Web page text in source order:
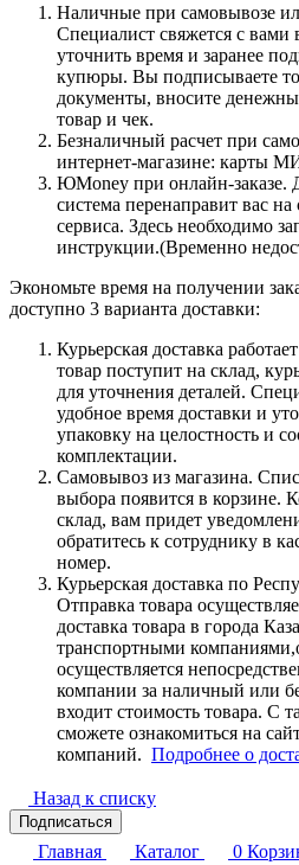
Наличные при самовывозе
Специалист свяжется с вами
уточнить время и заранее
купюры. Вы подписываете
документы, вносите
товар и чек.
Безналичный расчет при
интернет-магазине: карты
ЮMoney при онлайн-заказе.
система перенаправит вас
сервиса. Здесь необходимо
инструкции.(Временно
Экономьте время на получении
доступно 3 варианта доставки:
Курьерская доставка
товар поступит на склад,
для уточнения деталей.
удобное время доставки и
упаковку на целостность и
комплектации.
Самовывоз из магазина.
выбора появится в корзине.
склад, вам придет
обратитесь к сотруднику в
номер.
Курьерская доставка по
Отправка товара
доставка товара в города
транспортными
осуществляется
компании за наличный или
входит стоимость товара. С
сможете ознакомиться на
компаний. Подробнее о
Назад к списку
Подписаться
Главная Каталог 0